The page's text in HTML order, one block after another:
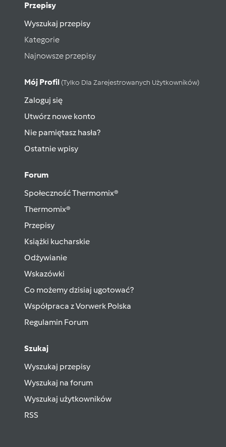
Przepisy
Wyszukaj przepisy
Kategorie
Najnowsze przepisy
Mój Profil (tylko Dla Zarejestrowanych Użytkowników)
Zaloguj się
Utwórz nowe konto
Nie pamiętasz hasła?
Ostatnie wpisy
Forum
Społeczność Thermomix®
Thermomix®
Przepisy
Książki kucharskie
Odżywianie
Wskazówki
Co możemy dzisiaj ugotować?
Współpraca z Vorwerk Polska
Regulamin Forum
Szukaj
Wyszukaj przepisy
Wyszukaj na forum
Wyszukaj użytkowników
RSS